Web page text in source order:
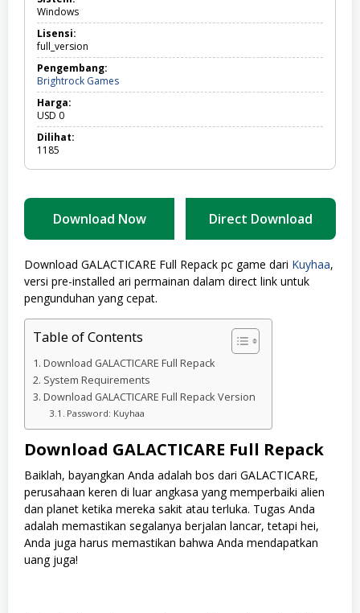
Windows
Lisensi:
full_version
Pengembang:
Brightrock Games
Harga:
USD 0
Dilihat:
1185
Download Now Direct Download
Download GALACTICARE Full Repack pc game dari Kuyhaa,
versi pre-installed ari permainan dalam direct link untuk
pengunduhan yang cepat.
Table of Contents
Download GALACTICARE Full Repack
System Requirements
Download GALACTICARE Full Repack Version
Password: Kuyhaa
Download GALACTICARE Full Repack
Baiklah, bayangkan Anda adalah bos dari GALACTICARE,
perusahaan keren di luar angkasa yang memperbaiki alien
dan planet ketika mereka sakit atau terluka. Tugas Anda
adalah memastikan segalanya berjalan lancar, tetapi hei,
Anda juga harus memastikan bahwa Anda mendapatkan
uang juga!